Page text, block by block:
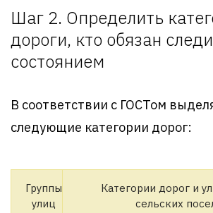
Шаг 2. Определить
дороги, кто обязан
состоянием
В соответствии с ГОСТом
следующие категории дорог:
Группы
улиц
Категории дорог и
сельских